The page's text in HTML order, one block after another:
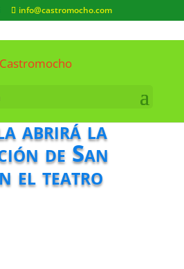
info@castromocho.com
abrirá la
de San
el teatro